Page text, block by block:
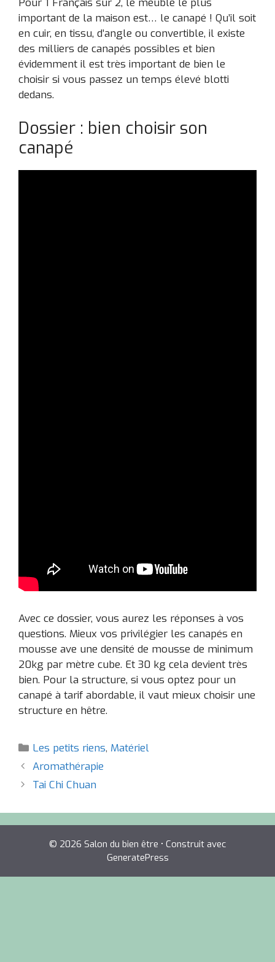
Pour 1 Français sur 2, le meuble le plus
important de la maison est… le canapé ! Qu’il soit
en cuir, en tissu, d’angle ou convertible, il existe
des milliers de canapés possibles et bien
évidemment il est très important de bien le
choisir si vous passez un temps élevé blotti
dedans.
Dossier : bien choisir son
canapé
Avec ce dossier, vous aurez les réponses à vos
questions. Mieux vos privilégier les canapés en
mousse ave une densité de mousse de minimum
20kg par mètre cube. Et 30 kg cela devient très
bien. Pour la structure, si vous optez pour un
canapé à tarif abordable, il vaut mieux choisir une
structure en hêtre.
Catégories
Les petits riens, Matériel
Aromathérapie
Tai Chi Chuan
© 2026 Salon du bien être • Construit avec
GeneratePress